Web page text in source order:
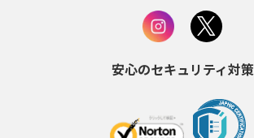
安心のセキュリティ対策